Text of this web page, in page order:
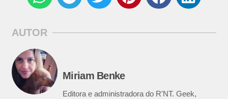
AUTOR
Miriam Benke
Editora e administradora do R'NT. Geek,